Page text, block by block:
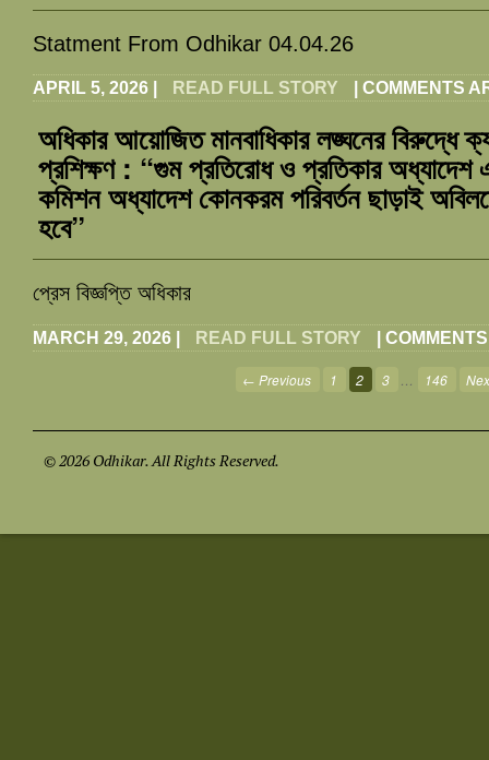
Statment From Odhikar 04.04.26
APRIL 5, 2026 READ FULL STORY COMMENTS
অধিকার আয়োজিত মানবাধিকার লঙ্ঘনের বিরুদ্ধে
প্রশিক্ষণ : “গুম প্রতিরোধ ও প্রতিকার অধ্যাদেশ
কমিশন অধ্যাদেশ কোনকরম পরিবর্তন ছাড়াই
হবে”
প্রেস বিজ্ঞপ্তি অধিকার
MARCH 29, 2026 READ FULL STORY
← Previous 1 2 3 146
© 2026 Odhikar. All Rights Reserved.